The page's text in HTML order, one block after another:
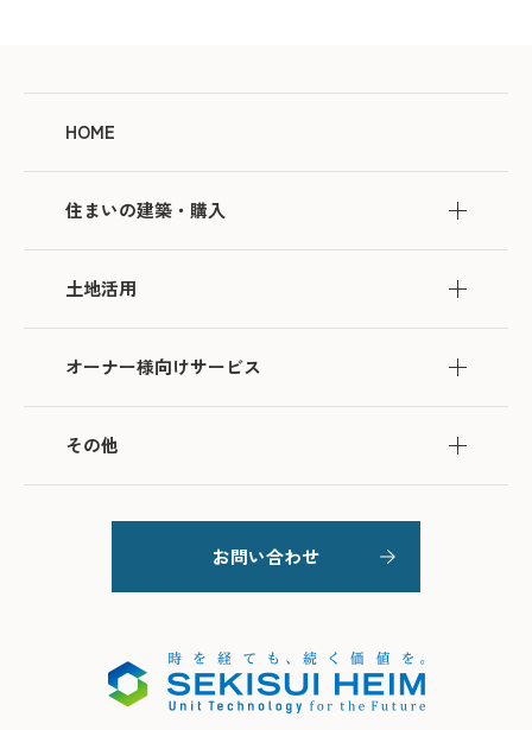
HOME
住まいの建築・購入
土地活用
オーナー様向けサービス
その他
お問い合わせ